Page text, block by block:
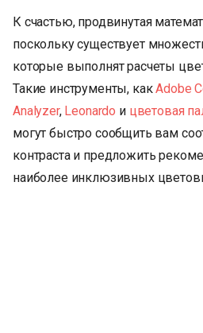
К счастью, продвинутая
поскольку существует
которые выполнят расчеты
Такие инструменты, какAdobe
Analyzer, Leonardo и цветовая
могут быстро сообщить вам
контраста и предложить
наиболее инклюзивных